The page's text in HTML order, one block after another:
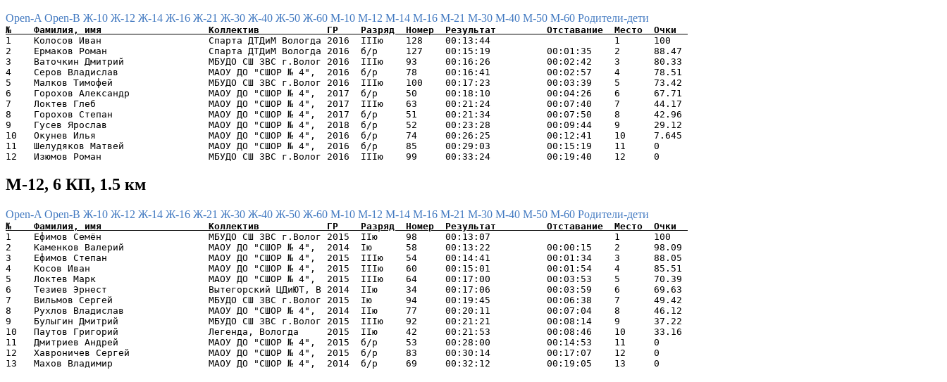
Open-A Open-B Ж-10 Ж-12 Ж-14 Ж-16 Ж-21 Ж-30 Ж-40 Ж-50 Ж-60 М-10 М-12 М-14 М-16 М-21 М-30 М-40 М-50 М-60 Родители-дети
1    Колосов Иван                   Спарта ДТДиМ Вологда 2016  IIIю    128    00:13:44                      1      100
2    Ермаков Роман                  Спарта ДТДиМ Вологда 2016  б/р     127    00:15:19          00:01:35    2      88.47
3    Ваточкин Дмитрий               МБУДО СШ ЗВС г.Волог 2016  IIIю    93     00:16:26          00:02:42    3      80.33
4    Серов Владислав                МАОУ ДО "СШОР № 4",  2016  б/р     78     00:16:41          00:02:57    4      78.51
5    Малков Тимофей                 МБУДО СШ ЗВС г.Волог 2016  IIIю    100    00:17:23          00:03:39    5      73.42
6    Горохов Александр              МАОУ ДО "СШОР № 4",  2017  б/р     50     00:18:10          00:04:26    6      67.71
7    Локтев Глеб                    МАОУ ДО "СШОР № 4",  2017  IIIю    63     00:21:24          00:07:40    7      44.17
8    Горохов Степан                 МАОУ ДО "СШОР № 4",  2017  б/р     51     00:21:34          00:07:50    8      42.96
9    Гусев Ярослав                  МАОУ ДО "СШОР № 4",  2018  б/р     52     00:23:28          00:09:44    9      29.12
10   Окунев Илья                    МАОУ ДО "СШОР № 4",  2016  б/р     74     00:26:25          00:12:41    10     7.645
11   Шелудяков Матвей               МАОУ ДО "СШОР № 4",  2016  б/р     85     00:29:03          00:15:19    11     0
М-12, 6 КП, 1.5 км
Open-A Open-B Ж-10 Ж-12 Ж-14 Ж-16 Ж-21 Ж-30 Ж-40 Ж-50 Ж-60 М-10 М-12 М-14 М-16 М-21 М-30 М-40 М-50 М-60 Родители-дети
1    Ефимов Семён                   МБУДО СШ ЗВС г.Волог 2015  IIю     98     00:13:07                      1      100
2    Каменков Валерий               МАОУ ДО "СШОР № 4",  2014  Iю      58     00:13:22          00:00:15    2      98.09
3    Ефимов Степан                  МАОУ ДО "СШОР № 4",  2015  IIIю    54     00:14:41          00:01:34    3      88.05
4    Косов Иван                     МАОУ ДО "СШОР № 4",  2015  IIIю    60     00:15:01          00:01:54    4      85.51
5    Локтев Марк                    МАОУ ДО "СШОР № 4",  2015  IIIю    64     00:17:00          00:03:53    5      70.39
6    Тезиев Эрнест                  Вытегорский ЦДиЮТ, В 2014  IIю     34     00:17:06          00:03:59    6      69.63
7    Вильмов Сергей                 МБУДО СШ ЗВС г.Волог 2015  Iю      94     00:19:45          00:06:38    7      49.42
8    Рухлов Владислав               МАОУ ДО "СШОР № 4",  2014  IIю     77     00:20:11          00:07:04    8      46.12
9    Булыгин Дмитрий                МБУДО СШ ЗВС г.Волог 2015  IIIю    92     00:21:21          00:08:14    9      37.22
10   Паутов Григорий                Легенда, Вологда     2015  IIю     42     00:21:53          00:08:46    10     33.16
11   Дмитриев Андрей                МАОУ ДО "СШОР № 4",  2015  б/р     53     00:28:00          00:14:53    11     0
12   Хавроничев Сергей              МАОУ ДО "СШОР № 4",  2015  б/р     83     00:30:14          00:17:07    12     0